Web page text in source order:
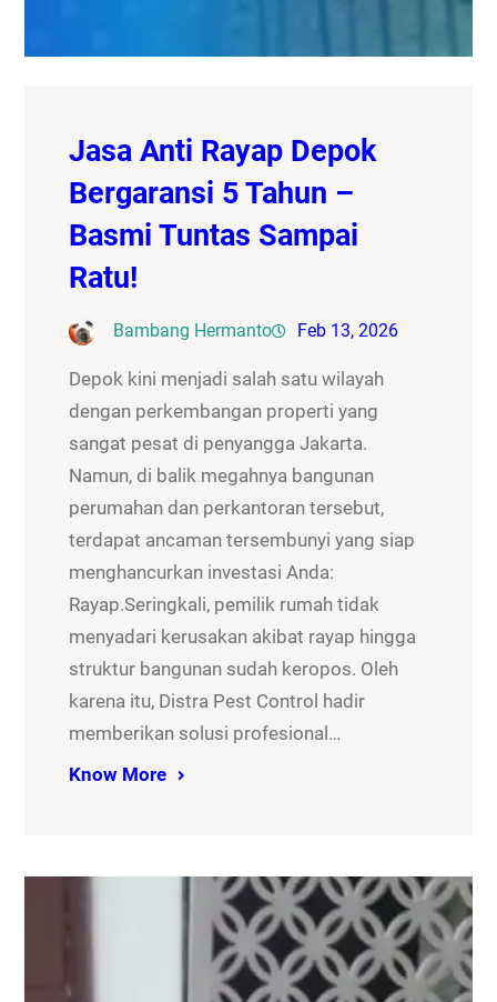
Jasa Anti Rayap Depok
Bergaransi 5 Tahun –
Basmi Tuntas Sampai
Ratu!
Bambang Hermanto Feb 13, 2026
Depok kini menjadi salah satu wilayah
dengan perkembangan properti yang
sangat pesat di penyangga Jakarta.
Namun, di balik megahnya bangunan
perumahan dan perkantoran tersebut,
terdapat ancaman tersembunyi yang siap
menghancurkan investasi Anda:
Rayap.Seringkali, pemilik rumah tidak
menyadari kerusakan akibat rayap hingga
struktur bangunan sudah keropos. Oleh
karena itu, Distra Pest Control hadir
memberikan solusi profesional…
Know More